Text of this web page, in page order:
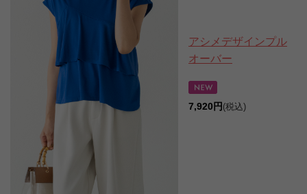
アシメデザインプル
オーバー
7,920円 (税込)